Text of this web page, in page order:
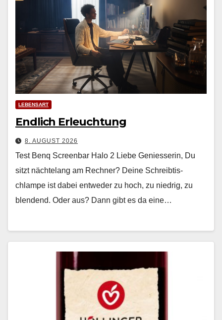
LEBENSART
Endlich Erleuchtung
8. AUGUST 2026
Test Benq Screenbar Halo 2 Liebe Geniesserin, Du
sitzt nächte­lang am Rech­n­er? Deine Schreibtis­
chlampe ist dabei entwed­er zu hoch, zu niedrig, zu
blendend. Oder aus? Dann gibt es da eine…